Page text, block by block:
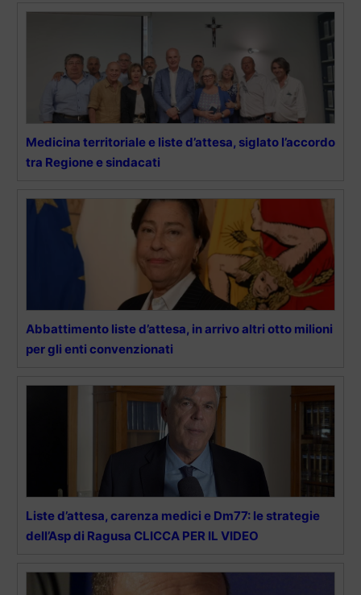
Medicina territoriale e liste d’attesa, siglato l’accordo
tra Regione e sindacati
Abbattimento liste d’attesa, in arrivo altri otto milioni
per gli enti convenzionati
Liste d’attesa, carenza medici e Dm77: le strategie
dell’Asp di Ragusa CLICCA PER IL VIDEO